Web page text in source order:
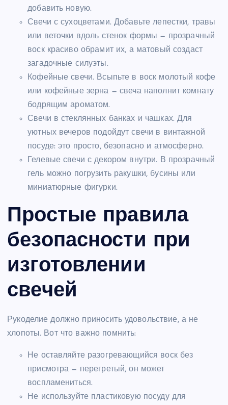
добавить новую.
Свечи с сухоцветами. Добавьте лепестки, травы
или веточки вдоль стенок формы — прозрачный
воск красиво обрамит их, а матовый создаст
загадочные силуэты.
Кофейные свечи. Всыпьте в воск молотый кофе
или кофейные зерна — свеча наполнит комнату
бодрящим ароматом.
Свечи в стеклянных банках и чашках. Для
уютных вечеров подойдут свечи в винтажной
посуде: это просто, безопасно и атмосферно.
Гелевые свечи с декором внутри. В прозрачный
гель можно погрузить ракушки, бусины или
миниатюрные фигурки.
Простые правила
безопасности при
изготовлении
свечей
Рукоделие должно приносить удовольствие, а не
хлопоты. Вот что важно помнить:
Не оставляйте разогревающийся воск без
присмотра — перегретый, он может
воспламениться.
Не используйте пластиковую посуду для